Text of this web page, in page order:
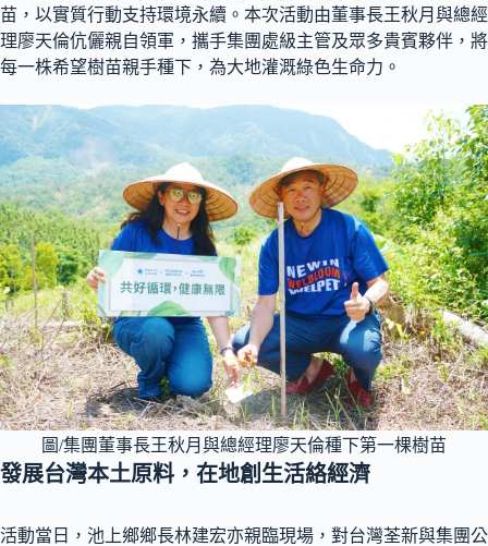
苗，以實質行動支持環境永續。本次活動由董事長王秋月與總經
理廖天倫伉儷親自領軍，攜手集團處級主管及眾多貴賓夥伴，將
每一株希望樹苗親手種下，為大地灌溉綠色生命力。
圖/集團董事長王秋月與總經理廖天倫種下第一棵樹苗
發展台灣本土原料，在地創生活絡經濟
活動當日，池上鄉鄉長林建宏亦親臨現場，對台灣荃新與集團公